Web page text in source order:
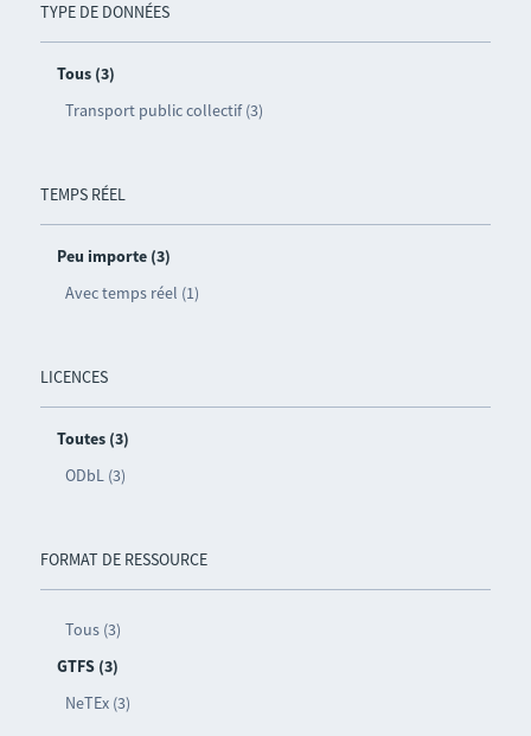
TYPE DE DONNÉES
Tous (3)
Transport public collectif (3)
TEMPS RÉEL
Peu importe (3)
Avec temps réel (1)
LICENCES
Toutes (3)
ODbL (3)
FORMAT DE RESSOURCE
Tous (3)
GTFS (3)
NeTEx (3)